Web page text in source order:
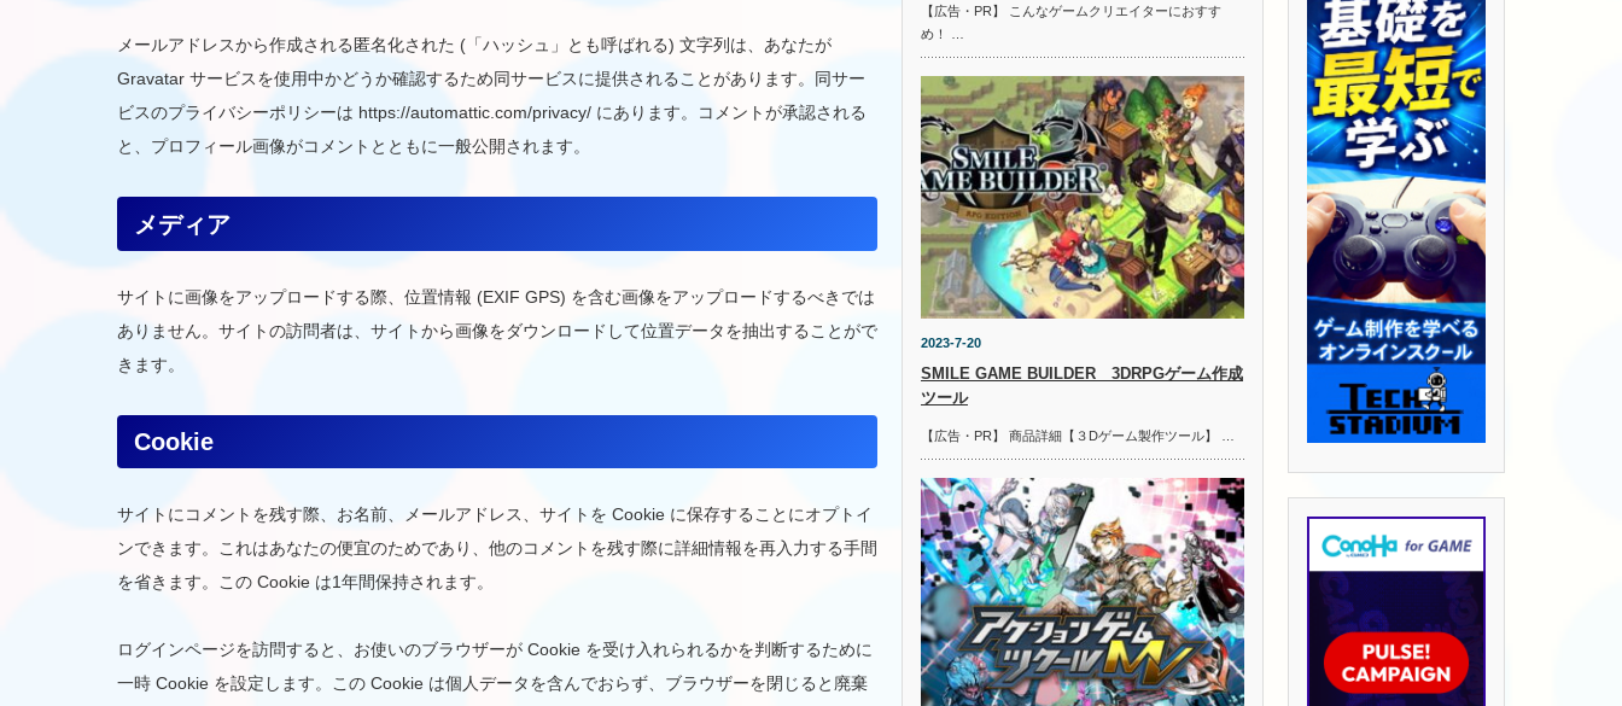
メールアドレスから作成される匿名化された (「ハッシュ」とも呼ばれる) 文字列は、あなたが
Gravatar サービスを使用中かどうか確認するため同サービスに提供されることがあります。同サー
ビスのプライバシーポリシーは https://automattic.com/privacy/ にあります。コメントが承認される
と、プロフィール画像がコメントとともに一般公開されます。
メディア
サイトに画像をアップロードする際、位置情報 (EXIF GPS) を含む画像をアップロードするべきでは
ありません。サイトの訪問者は、サイトから画像をダウンロードして位置データを抽出することがで
きます。
Cookie
サイトにコメントを残す際、お名前、メールアドレス、サイトを Cookie に保存することにオプトイ
ンできます。これはあなたの便宜のためであり、他のコメントを残す際に詳細情報を再入力する手間
を省きます。この Cookie は1年間保持されます。
ログインページを訪問すると、お使いのブラウザーが Cookie を受け入れられるかを判断するために
一時 Cookie を設定します。この Cookie は個人データを含んでおらず、ブラウザーを閉じると廃棄
【広告・PR】 こんなゲームクリエイターにおすす
め！ …
2023-7-20
SMILE GAME BUILDER 3DRPGゲーム作成
ツール
【広告・PR】 商品詳細【３Dゲーム製作ツール】 …